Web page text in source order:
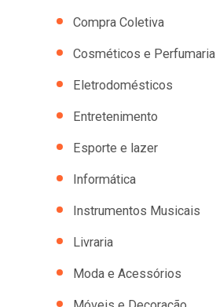
Compra Coletiva
Cosméticos e Perfumaria
Eletrodomésticos
Entretenimento
Esporte e lazer
Informática
Instrumentos Musicais
Livraria
Moda e Acessórios